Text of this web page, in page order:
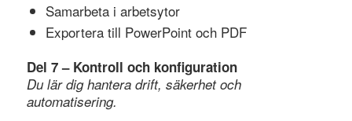
Samarbeta i arbetsytor
Exportera till PowerPoint och PDF
Del 7 – Kontroll och konfiguration
Du lär dig hantera drift, säkerhet och
automatisering.